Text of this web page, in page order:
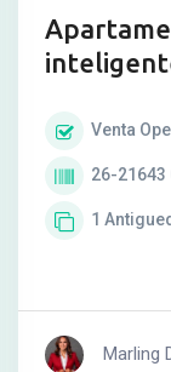
Venta
26-21643
1
Marling